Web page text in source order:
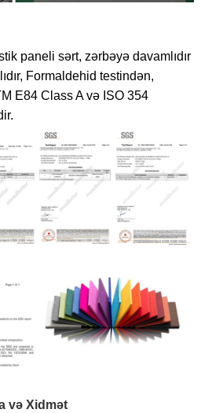
paneli sərt, zərbəyə davamlıdır
Formaldehid testindən,
E84 Class A və ISO 354
və Xidmət